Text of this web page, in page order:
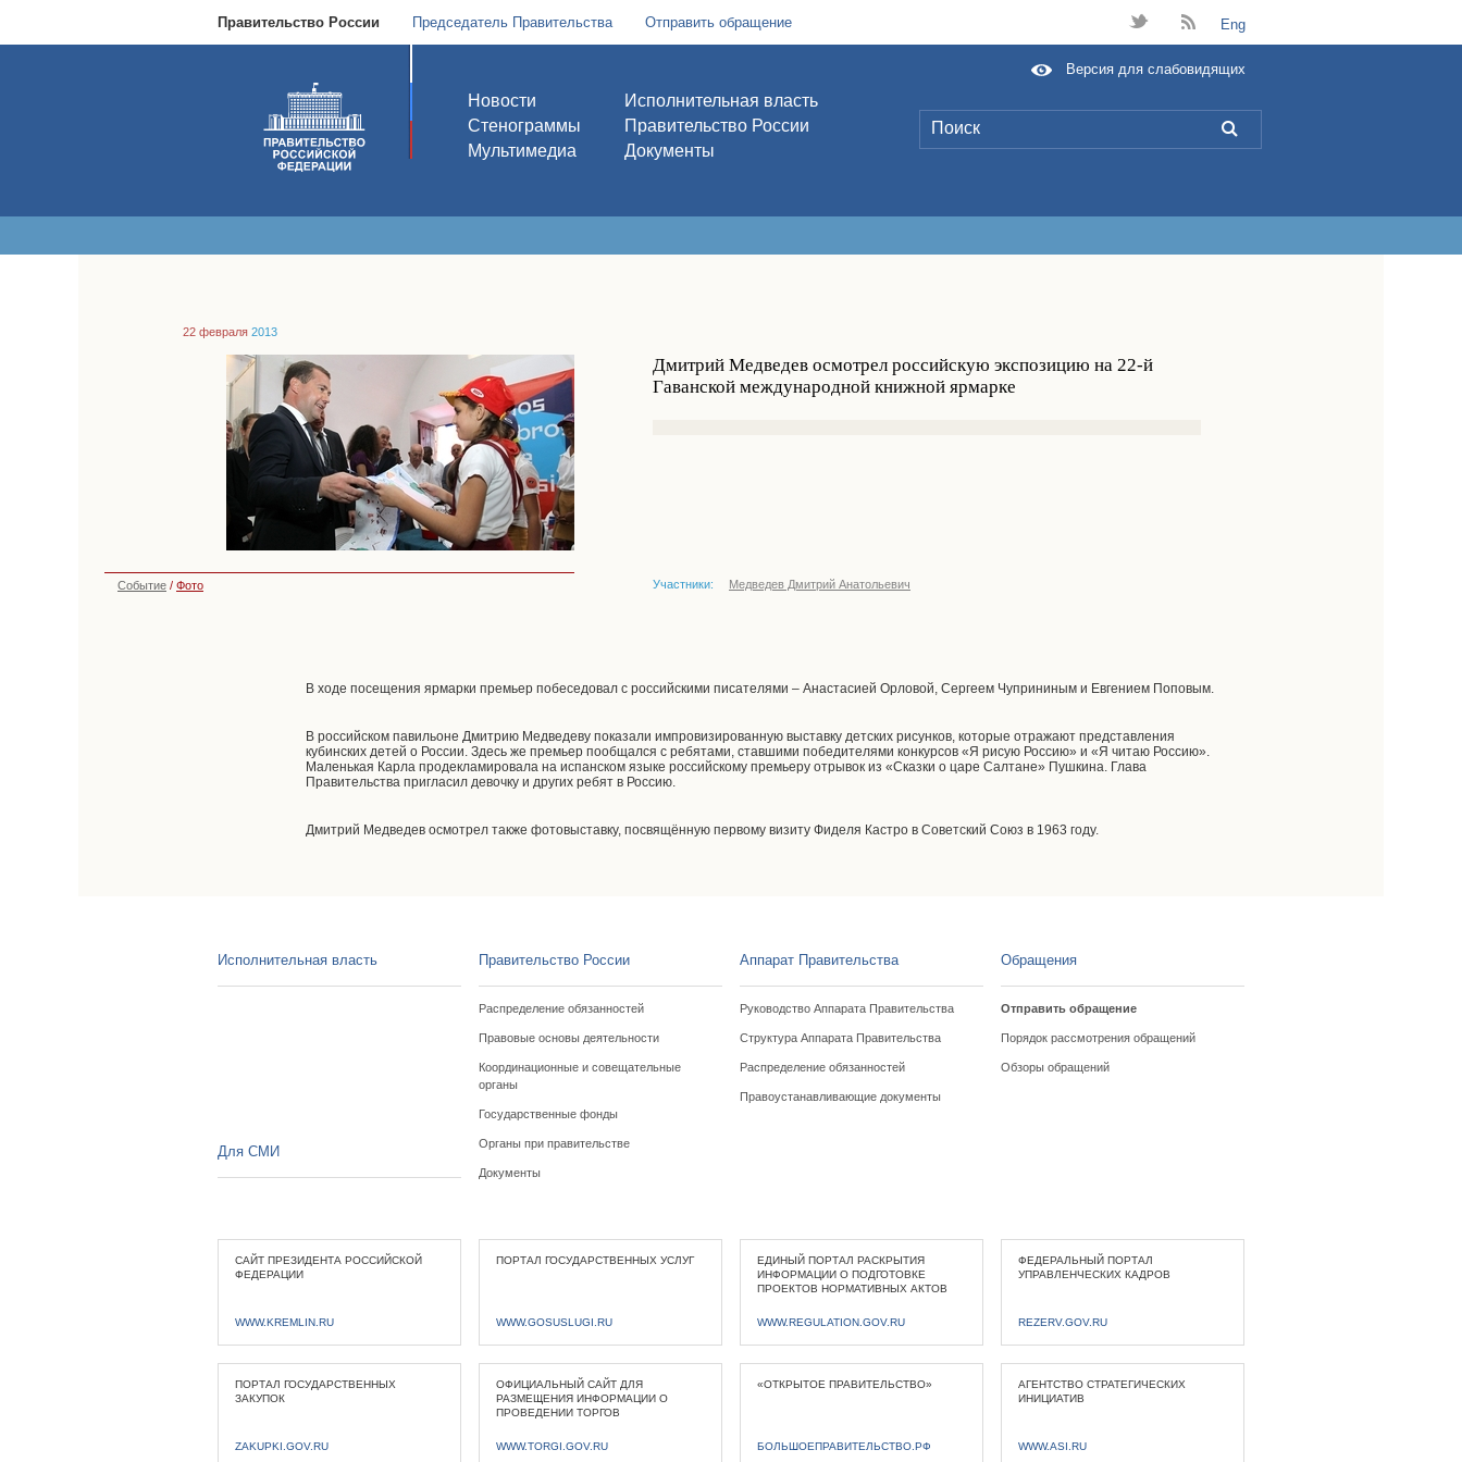
Правительство России Председатель Правительства Отправить обращение t B Eng
Новости
Стенограммы
Мультимедиа
Исполнительная власть
Правительство России
Документы
L
Версия для слабовидящих
22 февраля 2013
Дмитрий Медведев осмотрел российскую экспозицию на 22-й
Гаванской международной книжной ярмарке
Событие / Фото Участники: Медведев Дмитрий Анатольевич
В ходе посещения ярмарки премьер побеседовал с российскими писателями – Анастасией Орловой, Сергеем Чуприниным и Евгением Поповым.
В российском павильоне Дмитрию Медведеву показали импровизированную выставку детских рисунков, которые отражают представления
кубинских детей о России. Здесь же премьер пообщался с ребятами, ставшими победителями конкурсов «Я рисую Россию» и «Я читаю Россию».
Маленькая Карла продекламировала на испанском языке российскому премьеру отрывок из «Сказки о царе Салтане» Пушкина. Глава
Правительства пригласил девочку и других ребят в Россию.
Дмитрий Медведев осмотрел также фотовыставку, посвящённую первому визиту Фиделя Кастро в Советский Союз в 1963 году.
Исполнительная власть Правительство России
Распределение обязанностей
Правовые основы деятельности
Координационные и совещательные
органы
Государственные фонды
Органы при правительстве
Документы
Аппарат Правительства
Руководство Аппарата Правительства
Структура Аппарата Правительства
Распределение обязанностей
Правоустанавливающие документы
Обращения
Отправить обращение
Порядок рассмотрения обращений
Обзоры обращений
Для СМИ
САЙТ ПРЕЗИДЕНТА РОССИЙСКОЙ
ФЕДЕРАЦИИ
WWW.KREMLIN.RU
ПОРТАЛ ГОСУДАРСТВЕННЫХ УСЛУГ
WWW.GOSUSLUGI.RU
ЕДИНЫЙ ПОРТАЛ РАСКРЫТИЯ
ИНФОРМАЦИИ О ПОДГОТОВКЕ
ПРОЕКТОВ НОРМАТИВНЫХ АКТОВ
WWW.REGULATION.GOV.RU
ФЕДЕРАЛЬНЫЙ ПОРТАЛ
УПРАВЛЕНЧЕСКИХ КАДРОВ
REZERV.GOV.RU
ПОРТАЛ ГОСУДАРСТВЕННЫХ
ЗАКУПОК
ZAKUPKI.GOV.RU
ОФИЦИАЛЬНЫЙ САЙТ ДЛЯ
РАЗМЕЩЕНИЯ ИНФОРМАЦИИ О
ПРОВЕДЕНИИ ТОРГОВ
WWW.TORGI.GOV.RU
«ОТКРЫТОЕ ПРАВИТЕЛЬСТВО»
БОЛЬШОЕПРАВИТЕЛЬСТВО.РФ
АГЕНТСТВО СТРАТЕГИЧЕСКИХ
ИНИЦИАТИВ
WWW.ASI.RU